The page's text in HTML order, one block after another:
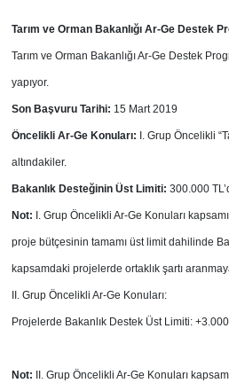
Tarım ve Orman Bakanlığı Ar-Ge Destek
Tarım ve Orman Bakanlığı Ar-Ge Destek
yapıyor.
Son Başvuru Tarihi: 15 Mart 2019
Öncelikli Ar-Ge Konuları: I. Grup Öncelikli
altındakiler.
Bakanlık Desteğinin Üst Limiti: 300.000
Not: I. Grup Öncelikli Ar-Ge Konuları
proje bütçesinin tamamı üst limit dahilinde
kapsamdaki projelerde ortaklık şartı
II. Grup Öncelikli Ar-Ge Konuları:
Projelerde Bakanlık Destek Üst Limiti:
Not: II. Grup Öncelikli Ar-Ge Konuları